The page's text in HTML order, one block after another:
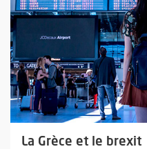
La Grèce et le brexit